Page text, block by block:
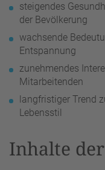
steigendes
der Bevölkerung
wachsende
Entspannung
zunehmendes
Mitarbeitenden
langfristiger Trend
Lebensstil
Inhalte